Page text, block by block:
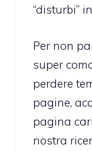
“disturbi”
Per non
super
perdere
pagine,
pagina
nostra